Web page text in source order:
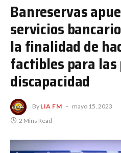
Banreservas
servicios
la finalidad de
factibles para las
discapacidad
By LIA FM mayo 15, 2023
2 Mins Read